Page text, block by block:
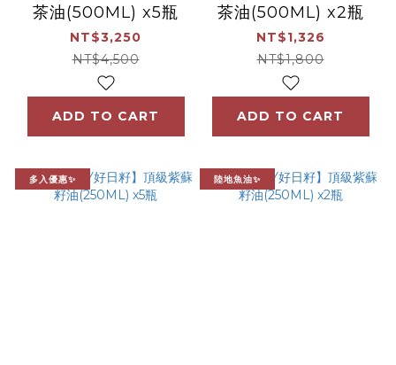
茶油(500ML) x5瓶
NT$3,250
NT$4,500
ADD TO CART
茶油(500ML) x2瓶
NT$1,326
NT$1,800
ADD TO CART
多入優惠✨ 陸地魚油✨